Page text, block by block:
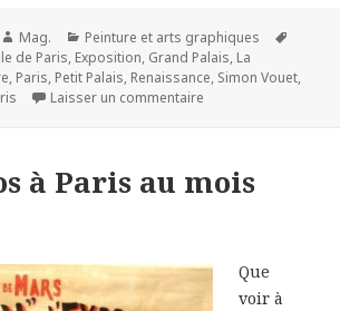
Auteur
Mag. Catégories
Peinture et arts graphiques
de Paris, Exposition, Grand Palais, La
, Paris, Petit Palais, Renaissance, Simon Vouet,
Laisser un commentaire
à Paris au mois
Que
voir à